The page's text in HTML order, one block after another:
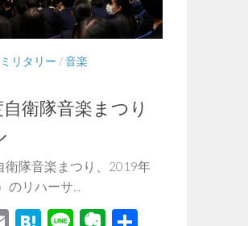
リタリー /音楽
衛隊音楽まつり
衛隊音楽まつり、2019年
リハーサ...